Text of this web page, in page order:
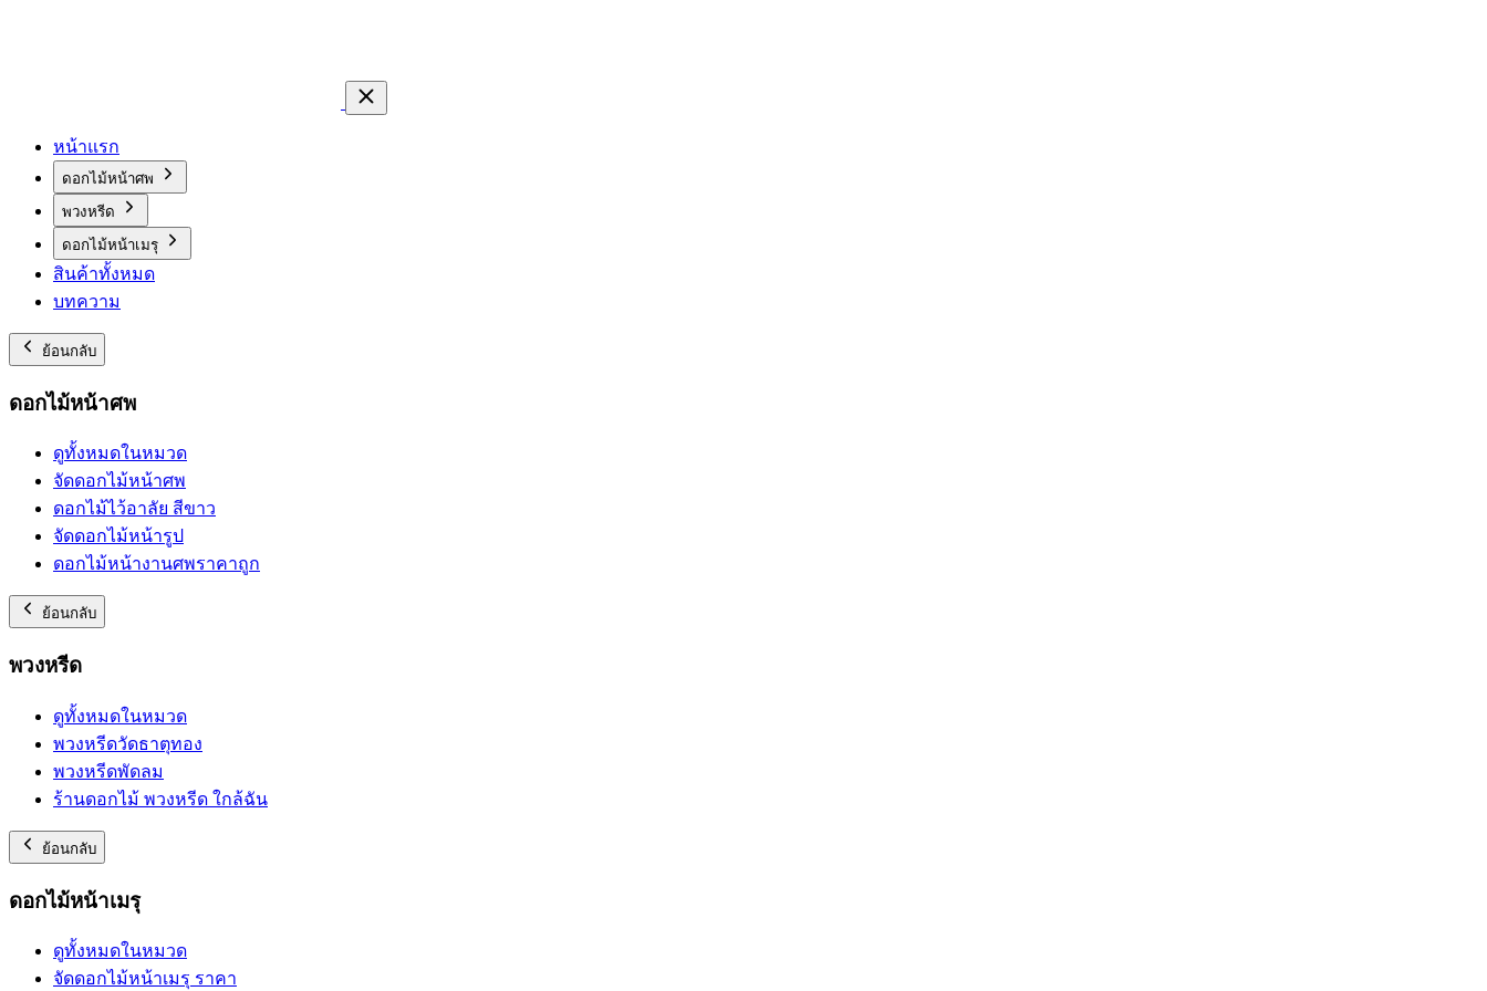
หน้าแรก
ดอกไม้หน้าศพ
พวงหรีด
ดอกไม้หน้าเมรุ
สินค้าทั้งหมด
บทความ
ย้อนกลับ
ดอกไม้หน้าศพ
ดูทั้งหมดในหมวด
จัดดอกไม้หน้าศพ
ดอกไม้ไว้อาลัย สีขาว
จัดดอกไม้หน้ารูป
ดอกไม้หน้างานศพราคาถูก
ย้อนกลับ
พวงหรีด
ดูทั้งหมดในหมวด
พวงหรีดวัดธาตุทอง
พวงหรีดพัดลม
ร้านดอกไม้ พวงหรีด ใกล้ฉัน
ย้อนกลับ
ดอกไม้หน้าเมรุ
ดูทั้งหมดในหมวด
จัดดอกไม้หน้าเมรุ ราคา